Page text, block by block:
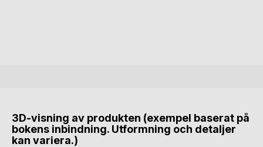
3D-visning av produkten (exempel baserat på
bokens inbindning. Utformning och detaljer
kan variera.)